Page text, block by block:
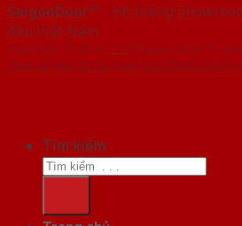
SaigonDoor™ - Hệ thống
đầu Việt Nam
Copyright ⓒ 2016 – 2026 SaigonDoor™ -
Thiết kế Web & Vận hành bởi CÔNG NGHỆ
Tìm kiếm: